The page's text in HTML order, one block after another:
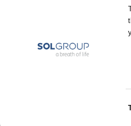
Veiligheid, milieu en